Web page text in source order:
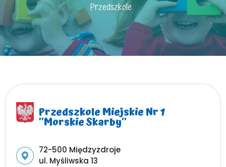
Przedszkole
Przedszkole Miejskie Nr 1
''Morskie Skarby''
Adres pocztowy:
72-500 Międzyzdroje
ul. Myśliwska 13